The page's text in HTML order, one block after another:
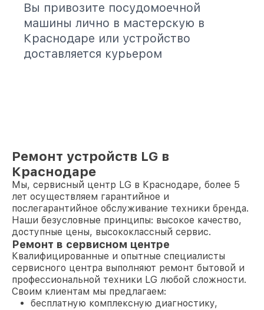
Вы привозите посудомоечной
машины лично в мастерскую в
Краснодаре или устройство
доставляется курьером
Ремонт устройств LG в
Краснодаре
Мы, сервисный центр LG в Краснодаре, более 5
лет осуществляем гарантийное и
послегарантийное обслуживание техники бренда.
Наши безусловные принципы: высокое качество,
доступные цены, высококлассный сервис.
Ремонт в сервисном центре
Квалифицированные и опытные специалисты
сервисного центра выполняют ремонт бытовой и
профессиональной техники LG любой сложности.
Своим клиентам мы предлагаем:
бесплатную комплексную диагностику,